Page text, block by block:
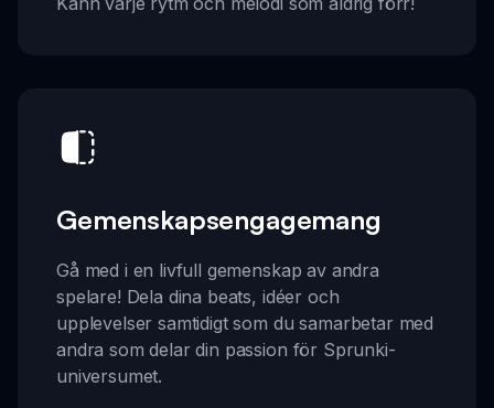
Gemenskapsengagemang
Gå med i en livfull gemenskap av andra
spelare! Dela dina beats, idéer och
upplevelser samtidigt som du samarbetar med
andra som delar din passion för Sprunki-
universumet.